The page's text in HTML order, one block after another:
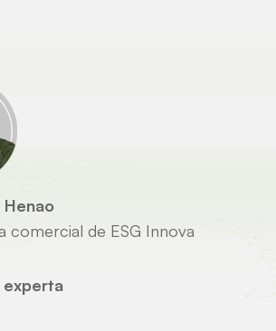
Henao
comercial de ESG Innova